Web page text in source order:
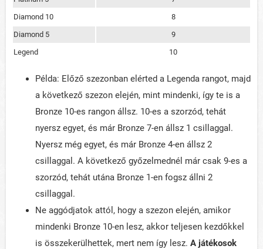
Diamond 10
8
Diamond 5
9
Legend
10
Példa: Előző szezonban elérted a Legenda rangot, majd
a következő szezon elején, mint mindenki, így te is a
Bronze 10-es rangon állsz. 10-es a szorzód, tehát
nyersz egyet, és már Bronze 7-en állsz 1 csillaggal.
Nyersz még egyet, és már Bronze 4-en állsz 2
csillaggal. A következő győzelmednél már csak 9-es a
szorzód, tehát utána Bronze 1-en fogsz állni 2
csillaggal.
Ne aggódjatok attól, hogy a szezon elején, amikor
mindenki Bronze 10-en lesz, akkor teljesen kezdőkkel
is összekerülhettek, mert nem így lesz. A játékosok